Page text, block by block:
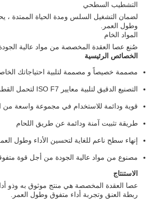
التشطيب السطحي
وطول العمر.
المواد الخام
صُنع عصا العقدة المخصصة من مواد عالية الجودة،
الخصائص الرئيسية
مصممة خصيصاً و مصممة لتلبية احتياجاتك
التصنيع الدقيق لتلبية معايير ISO F7 لتحمل القطر
قوية ودائمة للاستخدام في مجموعة واسعة من
طريقة تثبيت آمنة ودائمة عن طريق اللحام
إنهاء سطح ناعم للغاية لتحسين الأداء وطول
مصنوع من مواد عالية الجودة من أجل قوة
الاستنتاج
عصا العقدة المخصصة هي منتج موثوق به وذو
ربطة العنق وتجربة أداء متفوق وطول العمر.